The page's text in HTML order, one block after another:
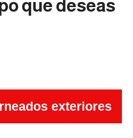
que deseas
exteriores